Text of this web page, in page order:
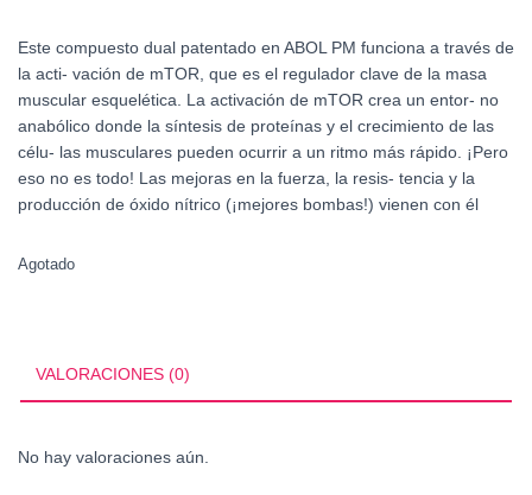
Este compuesto dual patentado en ABOL PM funciona a través de
la acti- vación de mTOR, que es el regulador clave de la masa
muscular esquelética. La activación de mTOR crea un entor- no
anabólico donde la síntesis de proteínas y el crecimiento de las
célu- las musculares pueden ocurrir a un ritmo más rápido. ¡Pero
eso no es todo! Las mejoras en la fuerza, la resis- tencia y la
producción de óxido nítrico (¡mejores bombas!) vienen con él
Agotado
VALORACIONES (0)
No hay valoraciones aún.